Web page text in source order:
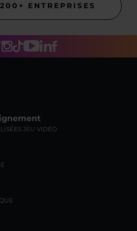
ENTREPRISES
JEU VIDÉO